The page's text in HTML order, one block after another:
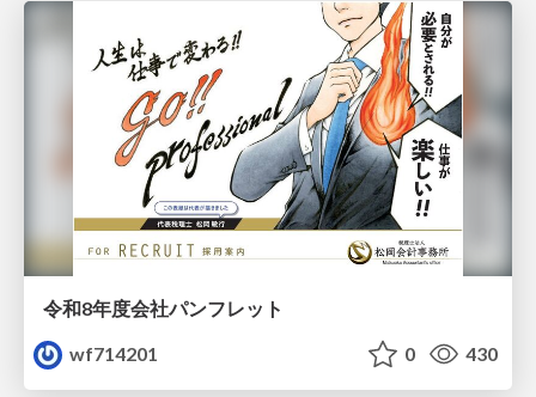
令和8年度会社パンフレット
wf714201
0 430